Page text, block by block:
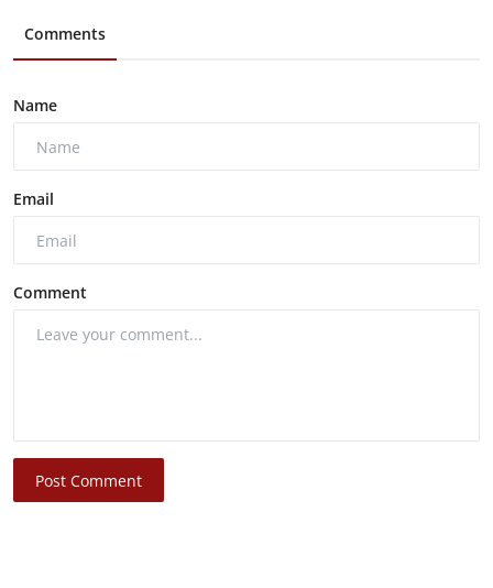
Comments
Name
Email
Comment
Post Comment